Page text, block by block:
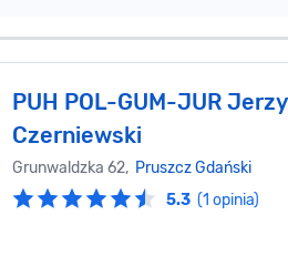
PUH POL-GUM-JUR Jerzy
Czerniewski
Grunwaldzka 62, Pruszcz Gdański
5.3 (1 opinia)